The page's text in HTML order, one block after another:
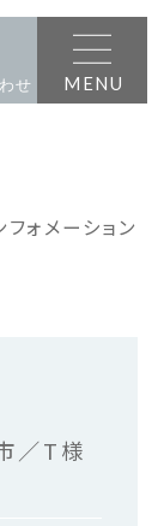
せ MENU
フォメーション
／T様